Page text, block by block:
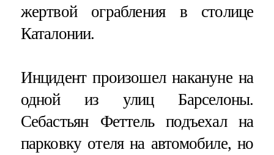
жертвой ограбления в столице
Каталонии.
Инцидент произошел накануне на
одной из улиц Барселоны.
Себастьян Феттель подъехал на
парковку отеля на автомобиле, но